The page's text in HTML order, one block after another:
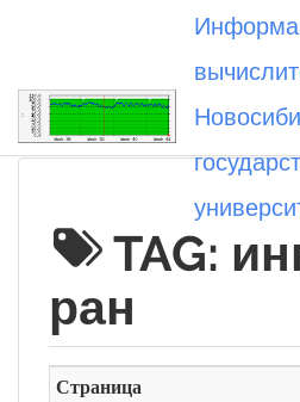
Вы посетили
TAG:
ран
Страница